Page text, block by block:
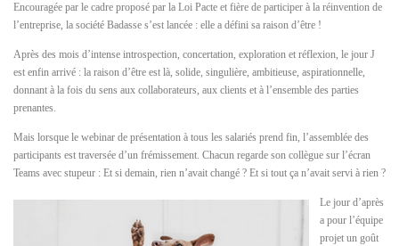
Encouragée par le cadre proposé par la Loi Pacte et fière de participer à la réinvention de
l’entreprise, la société Badasse s’est lancée : elle a défini sa raison d’être !
Après des mois d’intense introspection, concertation, exploration et réflexion, le jour J
est enfin arrivé : la raison d’être est là, solide, singulière, ambitieuse, aspirationnelle,
donnant à la fois du sens aux collaborateurs, aux clients et à l’ensemble des parties
prenantes.
Mais lorsque le webinar de présentation à tous les salariés prend fin, l’assemblée des
participants est traversée d’un frémissement. Chacun regarde son collègue sur l’écran
Teams avec stupeur : Et si demain, rien n’avait changé ? Et si tout ça n’avait servi à rien ?
Le jour d’après
a pour l’équipe
projet un goût